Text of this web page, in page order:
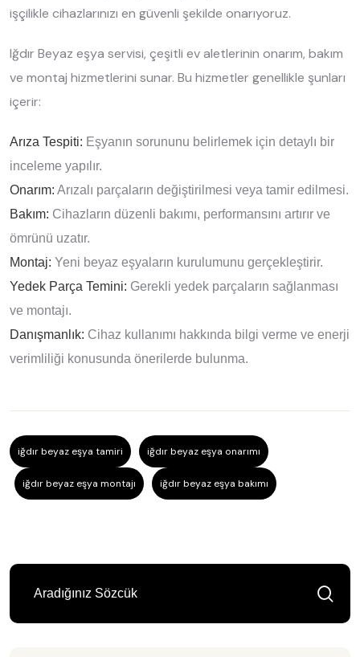
işçilikle cihazlarınızı en güvenli şekilde onarıyoruz.
Iğdır Beyaz eşya servisi, çeşitli ev aletlerinin onarım, bakım
ve montaj hizmetlerini sunar. Bu hizmetler genellikle şunları
içerir:
Arıza Tespiti: Eşyanın sorununu belirlemek için detaylı bir
inceleme yapılır.
Onarım: Arızalı parçaların değiştirilmesi veya tamir edilmesi.
Bakım: Cihazların düzenli bakımı, performansını artırır ve
ömrünü uzatır.
Montaj: Yeni beyaz eşyaların kurulumunu gerçekleştirir.
Yedek Parça Temini: Gerekli yedek parçaların sağlanması
ve montajı.
Danışmanlık: Cihaz kullanımı hakkında bilgi verme ve enerji
verimliliği konusunda önerilerde bulunma.
iğdır beyaz eşya tamiri iğdır beyaz eşya onarımı
iğdır beyaz eşya montajı iğdır beyaz eşya bakımı